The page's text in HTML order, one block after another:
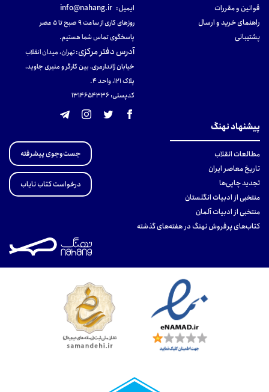
قوانین و مقررات
راهنمای خرید و ارسال
پشتیبانی
ایمیل: info@nahang.ir
روزهای کاری از ساعت ۹ صبح تا ۵ عصر
پاسخگوی تماس شما هستیم.
آدرس دفتر مرکزی:تهران، میدان انقلاب
خیابان ژاندارمری، بین کارگر و منیری جاوید،
پلاک 121، واحد ۴.
کدپستی: 131465433۶
پیشنهاد نهنگ
مطالعات انقلاب
تاریخ معاصر ایران
تجدید چاپی‌ها
منتخبی از ادبیات انگلستان
منتخبی از ادبیات آلمان
کتاب‌های پرفروش نهنگ در هفته‌های گذشته
جست‌وجوی پیشرفته
درخواست کتاب نایاب